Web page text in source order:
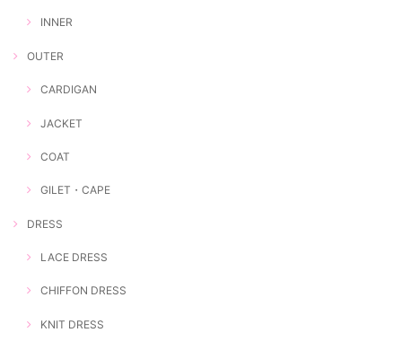
INNER
OUTER
CARDIGAN
JACKET
COAT
GILET・CAPE
DRESS
LACE DRESS
CHIFFON DRESS
KNIT DRESS